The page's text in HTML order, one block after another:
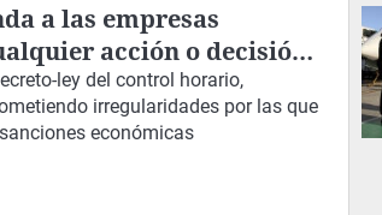
a las empresas
acción o decisión
empleados
ley del control horario,
irregularidades por las que
económicas